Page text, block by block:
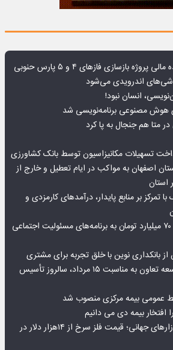
بازسازی فازهای ۴ و ۵ پارس حنوبی
اندرویدی می‌شود
انسان نبود!
هوش مصنوعی برنامه‌نویسی شد
هم جنجال به پا کرد
اصفهان به مواکب در ایام تعطیل و خارج از
استان
تمرکز بر منابع پایدار، درآمدهای کارمزدی و
بانک مهر ایران بیش از ۷۰ میلیارد تومان به برنامه‌های مسئولیت اجتماعی
بانکداری نوین با خلق تجربه برای مشتری
پیام مدیرعامل بانک توسعه تعاون به مناسبت ۱۵ مرداد، سالروز تأسیس
عمومی بیمه مرکزی منصوب شد
بیمه دی می دانیم
تداوم صعود مس در بازارهای جهانی؛ قیمت فلز سرخ از ۱۴هزار دلار در